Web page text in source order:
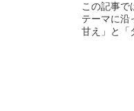
この記事で
テーマに沿
甘え」と「
なってま